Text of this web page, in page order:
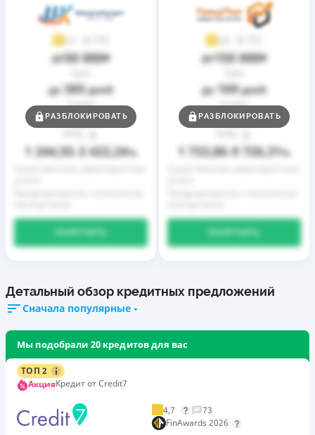
3,7
до50 000₴
до 365дней
Ставка
от0,01%
1 244,55– 3 422,24%
РАЗБЛОКИРОВАТЬ
3,9
до150 000₴
до 169дней
Ставка
от0,01%
1 733,86– 9 726,31%
РАЗБЛОКИРОВАТЬ
Детальный обзор кредитных предложений
Сначала популярные
Мы подобрали 20 кредитов для вас
ТОП 2
АкцияКредит от Credit7
4,7
73
FinAwards 2026